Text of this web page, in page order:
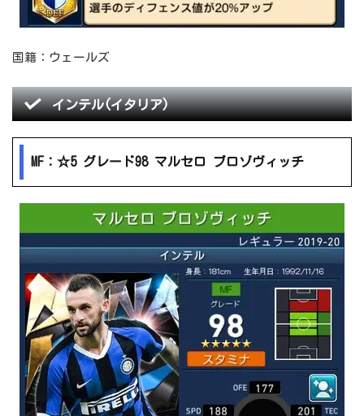
国籍：ウェールズ
インテル(イタリア)
MF：☆5 グレード98 マルセロ ブロゾヴィッチ